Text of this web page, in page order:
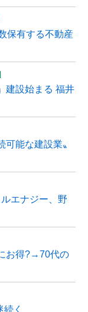
保有する不動産
建設始まる 福井
能な建設業〟
エナジー、野
お得?→70代の
く